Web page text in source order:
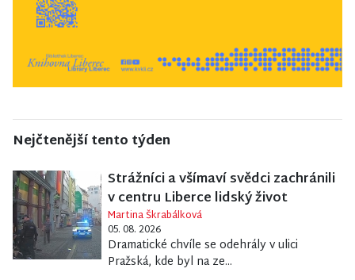
Nejčtenější tento týden
Strážníci a všímaví svědci zachránili
v centru Liberce lidský život
Martina Škrabálková
05. 08. 2026
Dramatické chvíle se odehrály v ulici
Pražská, kde byl na ze...